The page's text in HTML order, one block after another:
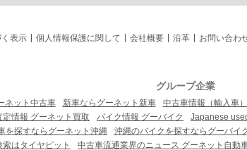
表示 個人情報保護に関して 会社概要 沿革 お問い合わ
グループ企業
ネット中古車 新車ならグーネット新車 中古車情報（輸入車
情報 グーネット買取
バイク情報 グーバイク Japanese
を探すならグーネット沖縄
沖縄のバイクを探すならグーバイ
はタイヤピット
中古車流通業界のニュース グーネット自動